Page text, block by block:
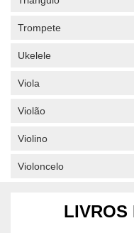
Trompete
Ukelele
Viola
Violão
Violino
Violoncelo
LIVROS